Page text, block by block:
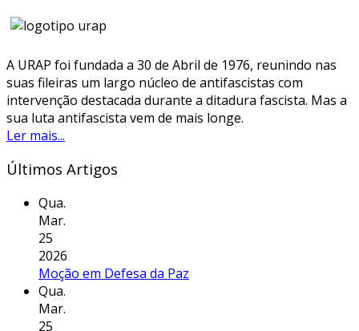
A URAP foi fundada a 30 de Abril de 1976, reunindo nas
suas fileiras um largo núcleo de antifascistas com
intervenção destacada durante a ditadura fascista. Mas a
sua luta antifascista vem de mais longe.
Ler mais...
Últimos Artigos
Qua.
Mar.
25
2026
Moção em Defesa da Paz
Qua.
Mar.
25